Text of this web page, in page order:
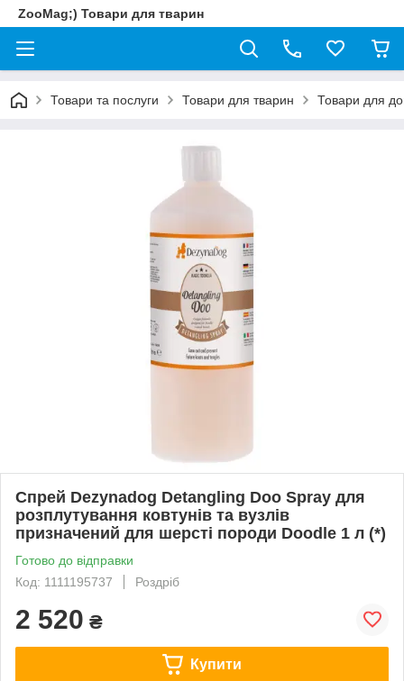
ZooMag;) Товари для тварин
Товари та послуги Товари для тварин Товари для
Спрей Dezynadog Detangling Doo Spray для
розплутування ковтунів та вузлів
призначений для шерсті породи Doodle 1 л (*)
Готово до відправки
Код: 1111195737
Роздріб
2 520 ₴
Купити